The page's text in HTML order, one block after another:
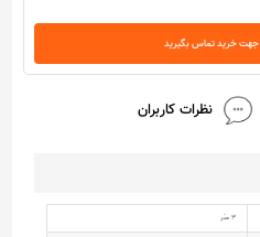
جهت خرید تماس بگیرید
نظرات کاربران
3 متر